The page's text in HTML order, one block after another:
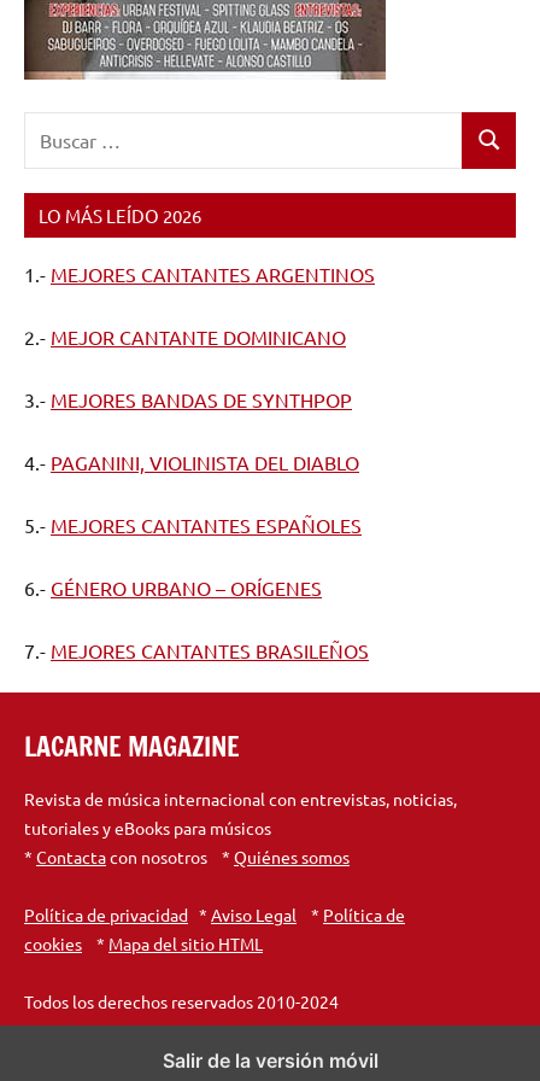
Buscar
LO MÁS LEÍDO 2026
1.- MEJORES CANTANTES ARGENTINOS
2.- MEJOR CANTANTE DOMINICANO
3.- MEJORES BANDAS DE SYNTHPOP
4.- PAGANINI, VIOLINISTA DEL DIABLO
5.- MEJORES CANTANTES ESPAÑOLES
6.- GÉNERO URBANO – ORÍGENES
7.- MEJORES CANTANTES BRASILEÑOS
LACARNE MAGAZINE
Revista de música internacional con entrevistas, noticias,
tutoriales y eBooks para músicos
* Contactacon nosotros * Quiénes somos
Política de privacidad * Aviso Legal * Política de
cookies * Mapa del sitio HTML
Todos los derechos reservados 2010-2024
Salir de la versión móvil